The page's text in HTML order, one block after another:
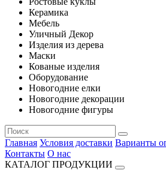
Керамика
Мебель
Уличный Декор
Изделия из дерева
Маски
Кованые изделия
Оборудование
Новогодние елки
Новогодние декорации
Новогодние фигуры
Главная Условия доставки Варианты
Контакты О нас
КАТАЛОГ ПРОДУКЦИИ